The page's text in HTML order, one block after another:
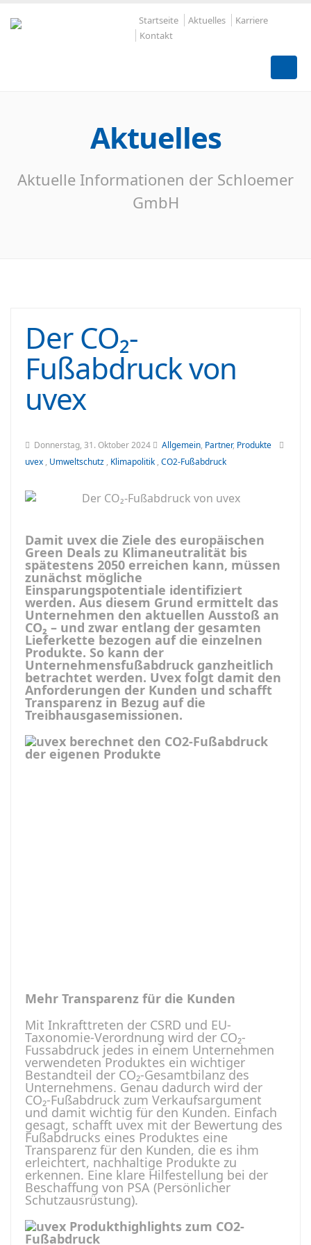
Startseite Aktuelles
Karriere
Kontakt
Aktuelles
Aktuelle Informationen der Schloemer
GmbH
Der CO₂-
Fußabdruck von
uvex
Donnerstag, 31. Oktober 2024 Allgemein, Partner, Produkte
uvex , Umweltschutz , Klimapolitik , CO2-Fußabdruck
Damit uvex die Ziele des europäischen
Green Deals zu Klimaneutralität bis
spätestens 2050 erreichen kann, müssen
zunächst mögliche
Einsparungspotentiale identifiziert
werden. Aus diesem Grund ermittelt das
Unternehmen den aktuellen Ausstoß an
CO₂ – und zwar entlang der gesamten
Lieferkette bezogen auf die einzelnen
Produkte. So kann der
Unternehmensfußabdruck ganzheitlich
betrachtet werden. Uvex folgt damit den
Anforderungen der Kunden und schafft
Transparenz in Bezug auf die
Treibhausgasemissionen.
Mehr Transparenz für die Kunden
Mit Inkrafttreten der CSRD und EU-
Taxonomie-Verordnung wird der CO₂-
Fussabdruck jedes in einem Unternehmen
verwendeten Produktes ein wichtiger
Bestandteil der CO₂-Gesamtbilanz des
Unternehmens. Genau dadurch wird der
CO₂-Fußabdruck zum Verkaufsargument
und damit wichtig für den Kunden. Einfach
gesagt, schafft uvex mit der Bewertung des
Fußabdrucks eines Produktes eine
Transparenz für den Kunden, die es ihm
erleichtert, nachhaltige Produkte zu
erkennen. Eine klare Hilfestellung bei der
Beschaffung von PSA (Persönlicher
Schutzausrüstung).